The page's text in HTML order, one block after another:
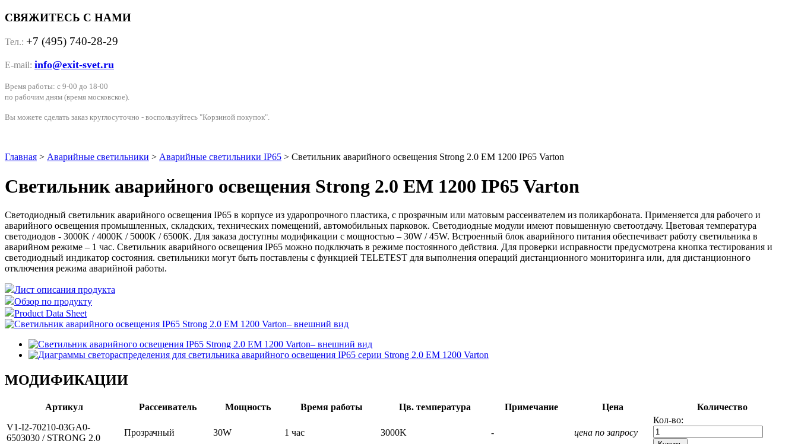
СВЯЖИТЕСЬ С НАМИ
Тел.: +7 (495) 740-28-29
E-mail: info@exit-svet.ru
Время работы: с 9-00 до 18-00
по рабочим дням (время московское).
Вы можете сделать заказ круглосуточно - воспользуйтесь "Корзиной покупок".
Главная > Аварийные светильники > Аварийные светильники IP65 > Светильник аварийного освещения Strong 2.0 EM 1200 IP65 Varton
Светильник аварийного освещения Strong 2.0 EM 1200 IP65 Varton
Светодиодный светильник аварийного освещения IP65 в корпусе из ударопрочного пластика, с прозрачным или матовым рассеивателем из поликарбоната. Применяется для рабочего и
аварийного освещения промышленных, складских, технических помещений, автомобильных парковок. Светодиодные модули имеют повышенную светоотдачу. Цветовая температура
светодиодов - 3000K / 4000K / 5000K / 6500K. Для заказа доступны модификации с мощностью – 30W / 45W. Встроенный блок аварийного питания обеспечивает работу светильника в
аварийном режиме – 1 час. Светильник аварийного освещения IP65 можно подключать в режиме постоянного действия. Для проверки исправности предусмотрена кнопка тестирования и
светодиодный индикатор состояния. светильники могут быть поставлены с функцией TELETEST для выполнения операций дистанционного мониторинга или, для дистанционного
отключения режима аварийной работы.
Лист описания продукта
Обзор по продукту
Product Data Sheet
МОДИФИКАЦИИ
Артикул Рассеиватель Мощность Время работы Цв. температура Примечание Цена
Количество
V1-I2-70210-03GA0-
6503030 / STRONG 2.0
Прозрачный 30W 1 час 3000K - цена по запросу
Кол-во: